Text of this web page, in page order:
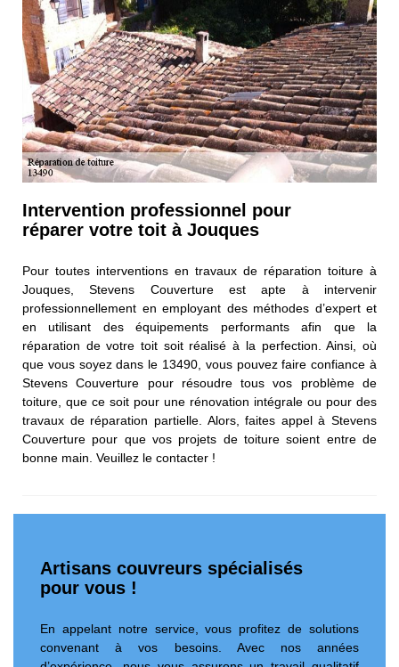
Intervention professionnel pour
réparer votre toit à Jouques
Pour toutes interventions en travaux de réparation toiture à
Jouques, Stevens Couverture est apte à intervenir
professionnellement en employant des méthodes d’expert et
en utilisant des équipements performants afin que la
réparation de votre toit soit réalisé à la perfection. Ainsi, où
que vous soyez dans le 13490, vous pouvez faire confiance à
Stevens Couverture pour résoudre tous vos problème de
toiture, que ce soit pour une rénovation intégrale ou pour des
travaux de réparation partielle. Alors, faites appel à Stevens
Couverture pour que vos projets de toiture soient entre de
bonne main. Veuillez le contacter !
Artisans couvreurs spécialisés
pour vous !
En appelant notre service, vous profitez de solutions
convenant à vos besoins. Avec nos années